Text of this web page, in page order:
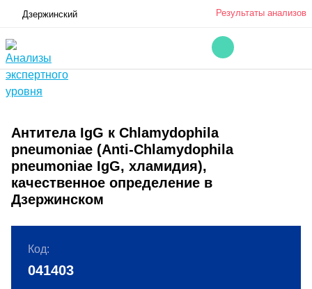
Дзержинский Результаты анализов
Антитела IgG к Chlamydophila
pneumoniae (Anti-Chlamydophila
pneumoniae IgG, хламидия),
качественное определение в
Дзержинском
Код:
041403